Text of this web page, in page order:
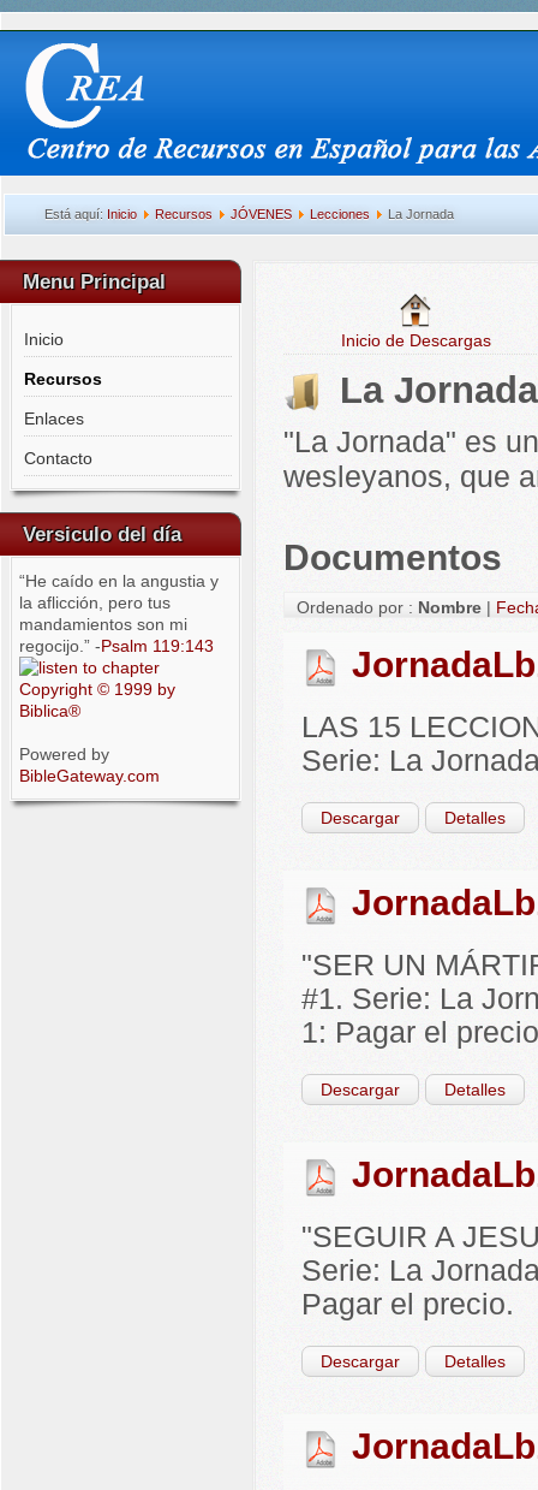
Está aquí: Inicio Recursos JÓVENES Lecciones La Jornada
Menu Principal
Inicio
Recursos
Enlaces
Contacto
Versiculo del día
“He caído en la angustia y
la aflicción, pero tus
mandamientos son mi
regocijo.” -Psalm 119:143
Copyright © 1999 by
Biblica®
Powered by
BibleGateway.com
Inicio de Descargas
La Jornada
"La Jornada" es
wesleyanos, que
Documentos
Ordenado por : Nombre |
LAS 15
Serie: La
Descargar Detalles
"SER UN
#1. Serie: La
1: Pagar el
Descargar Detalles
"SEGUIR A
Serie: La
Pagar el precio.
Descargar Detalles